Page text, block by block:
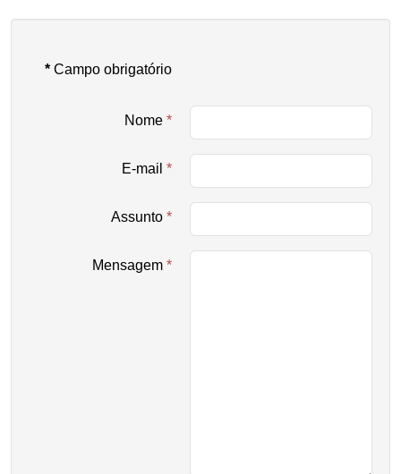
* Campo obrigatório
Nome *
E-mail *
Assunto *
Mensagem *